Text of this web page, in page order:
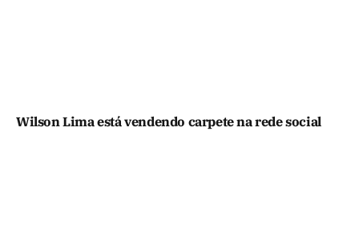
Wilson Lima está vendendo carpete na rede social